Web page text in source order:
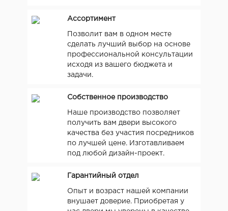
Ассортимент
Позволит вам в одном месте
сделать лучший выбор на основе
профессиональной консультации
исходя из вашего бюджета и
задачи.
Собственное производство
Наше производство позволяет
получить вам двери высокого
качества без участия посредников
по лучшей цене. Изготавливаем
под любой дизайн-проект.
Гарантийный отдел
Опыт и возраст нашей компании
внушает доверие. Приобретая у